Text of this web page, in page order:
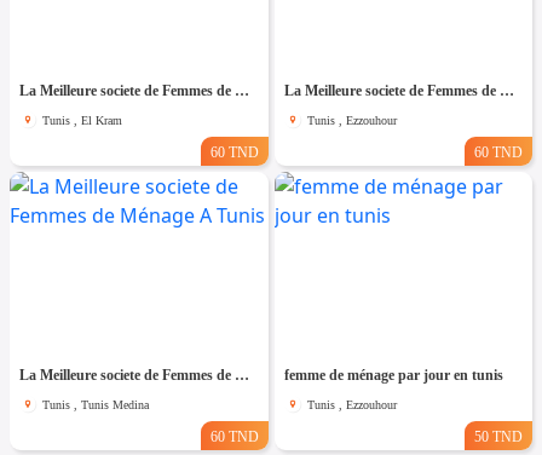
La Meilleure societe de Femmes de Ménage A El kram
Tunis , El Kram
60 TND
La Meilleure societe de Femmes de Ménage A Ezzouhour
Tunis , Ezzouhour
60 TND
La Meilleure societe de Femmes de Ménage A Tunis
Tunis , Tunis Medina
60 TND
femme de ménage par jour en tunis
Tunis , Ezzouhour
50 TND